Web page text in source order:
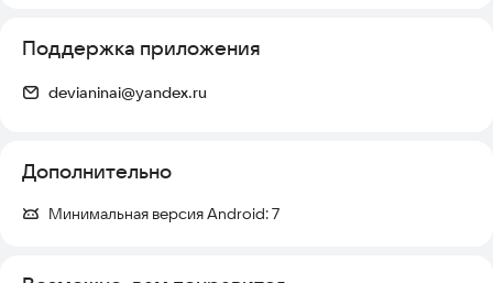
Поддержка приложения
devianinai@yandex.ru
Дополнительно
Минимальная версия Android:7